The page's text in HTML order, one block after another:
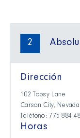
2
Dirección
102 Topsy Lane
Carson City,
Teléfono: 775-884-
Horas